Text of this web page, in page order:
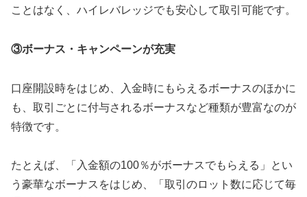
ことはなく、ハイレバレッジでも安心して取引可能です。
③ボーナス・キャンペーンが充実
口座開設時をはじめ、入金時にもらえるボーナスのほかに
も、取引ごとに付与されるボーナスなど種類が豊富なのが
特徴です。
たとえば、「入金額の100％がボーナスでもらえる」とい
う豪華なボーナスをはじめ、「取引のロット数に応じて毎